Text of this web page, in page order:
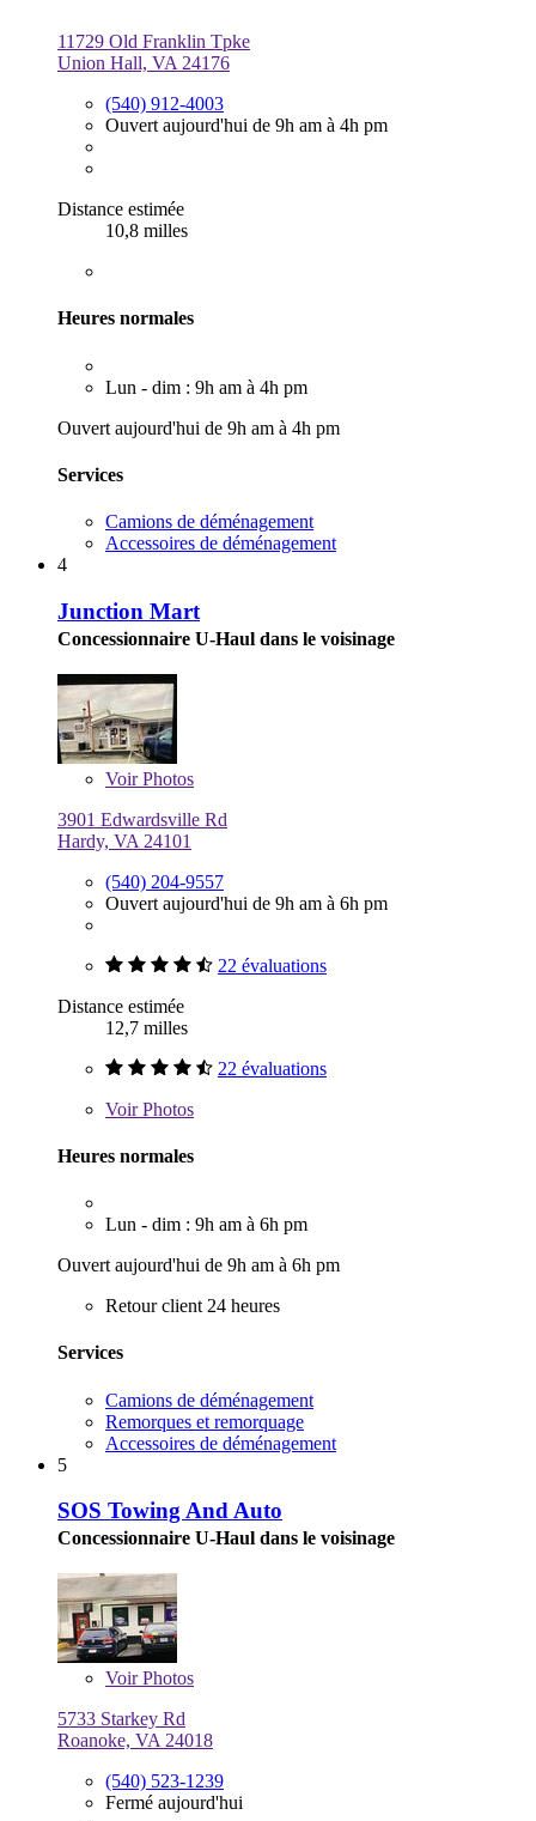
11729 Old Franklin Tpke
Union Hall, VA 24176
(540) 912-4003
Ouvert aujourd'hui de 9h am à 4h pm
Distance estimée
10,8 milles
Heures normales
Lun - dim : 9h am à 4h pm
Ouvert aujourd'hui de 9h am à 4h pm
Services
Camions de déménagement
Accessoires de déménagement
4
Junction Mart
Concessionnaire U-Haul dans le voisinage
VoirPhotos
3901 Edwardsville Rd
Hardy, VA 24101
(540) 204-9557
Ouvert aujourd'hui de 9h am à 6h pm
22 évaluations
Distance estimée
12,7 milles
22 évaluations
VoirPhotos
Heures normales
Lun - dim : 9h am à 6h pm
Ouvert aujourd'hui de 9h am à 6h pm
Retour client 24 heures
Services
Camions de déménagement
Remorques et remorquage
Accessoires de déménagement
5
SOS Towing And Auto
Concessionnaire U-Haul dans le voisinage
VoirPhotos
5733 Starkey Rd
Roanoke, VA 24018
(540) 523-1239
Fermé aujourd'hui